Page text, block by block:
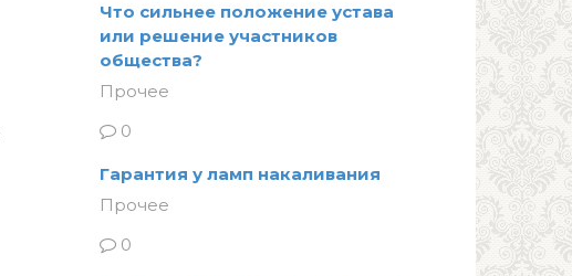
Что сильнее положение устава
или решение участников
общества?
Прочее
0
Гарантия у ламп накаливания
Прочее
0